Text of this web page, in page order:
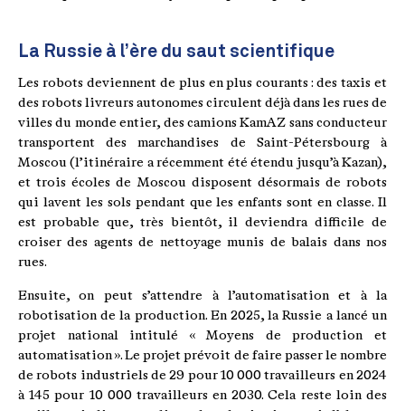
La Russie à l’ère du saut scientifique
Les robots deviennent de plus en plus courants : des taxis et
des robots livreurs autonomes circulent déjà dans les rues de
villes du monde entier, des camions KamAZ sans conducteur
transportent des marchandises de Saint-Pétersbourg à
Moscou (l’itinéraire a récemment été étendu jusqu’à Kazan),
et trois écoles de Moscou disposent désormais de robots
qui lavent les sols pendant que les enfants sont en classe. Il
est probable que, très bientôt, il deviendra difficile de
croiser des agents de nettoyage munis de balais dans nos
rues.
Ensuite, on peut s’attendre à l’automatisation et à la
robotisation de la production. En 2025, la Russie a lancé un
projet national intitulé « Moyens de production et
automatisation ». Le projet prévoit de faire passer le nombre
de robots industriels de 29 pour 10 000 travailleurs en 2024
à 145 pour 10 000 travailleurs en 2030. Cela reste loin des